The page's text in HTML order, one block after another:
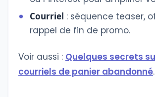
Courriel : séquence teaser,
rappel de fin de promo.
Voir aussi : Quelques secrets
courriels de panier abandonné.